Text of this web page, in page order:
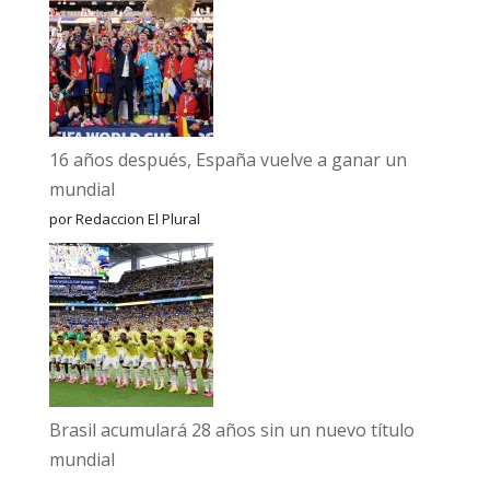
16 años después, España vuelve a ganar un
mundial
por Redaccion El Plural
Brasil acumulará 28 años sin un nuevo título
mundial